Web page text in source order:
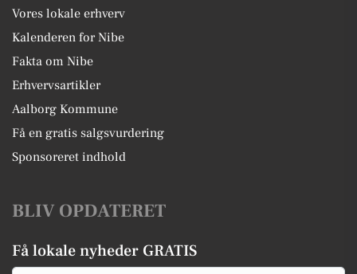
Vores lokale erhverv
Kalenderen for Nibe
Fakta om Nibe
Erhvervsartikler
Aalborg Kommune
Få en gratis salgsvurdering
Sponsoreret indhold
BLIV OPDATERET
Få lokale nyheder GRATIS